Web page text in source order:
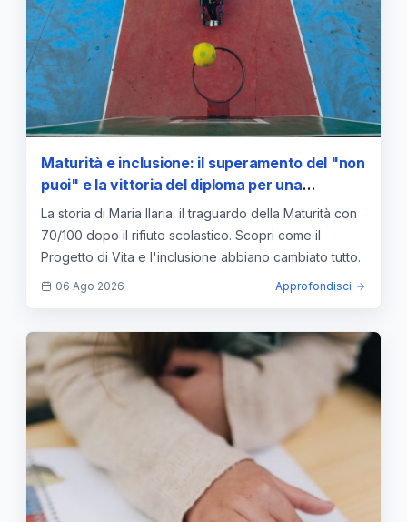
Maturità e inclusione: il superamento del "non
puoi" e la vittoria del diploma per una
studentessa con disabilità
La storia di Maria Ilaria: il traguardo della Maturità con
70/100 dopo il rifiuto scolastico. Scopri come il
Progetto di Vita e l'inclusione abbiano cambiato tutto.
06 Ago 2026 Approfondisci